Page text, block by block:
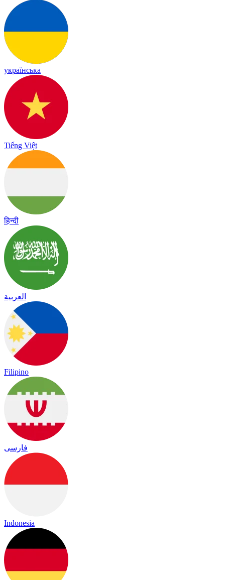
українська
Tiếng Việt
हिन्दी
العربية
Filipino
فارسی
Indonesia